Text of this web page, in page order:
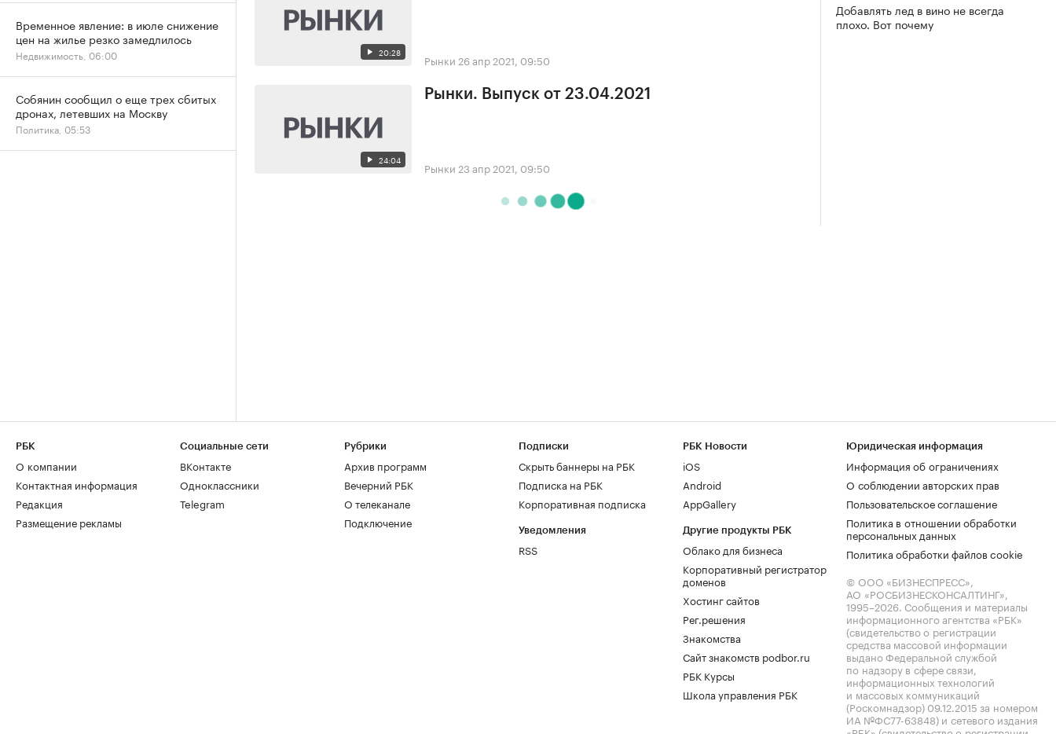
20:28 Рынки 26 апр 2021, 09:50
24:04
Рынки. Выпуск от 23.04.2021
Рынки 23 апр 2021, 09:50
Добавлять лед в вино не всегда
плохо. Вот почему
Временное явление: в июле снижение
цен на жилье резко замедлилось
Недвижимость, 06:00
Собянин сообщил о еще трех сбитых
дронах, летевших на Москву
Политика, 05:53
РБК
О компании
Контактная информация
Редакция
Размещение рекламы
Социальные сети
ВКонтакте
Одноклассники
Telegram
Рубрики
Архив программ
Вечерний РБК
О телеканале
Подключение
Подписки
Скрыть баннеры на РБК
Подписка на РБК
Корпоративная подписка
Уведомления
RSS
РБК Новости
iOS
Android
AppGallery
Другие продукты РБК
Облако для бизнеса
Корпоративный регистратор
доменов
Хостинг сайтов
Рег.решения
Знакомства
Сайт знакомств podbor.ru
РБК Курсы
Школа управления РБК
Юридическая информация
Информация об ограничениях
О соблюдении авторских прав
Пользовательское соглашение
Политика в отношении обработки
персональных данных
Политика обработки файлов cookie
© ООО «БИЗНЕСПРЕСС»,
АО «РОСБИЗНЕСКОНСАЛТИНГ»,
1995–2026. Сообщения и материалы
информационного агентства «РБК»
(свидетельство о регистрации
средства массовой информации
выдано Федеральной службой
по надзору в сфере связи,
информационных технологий
и массовых коммуникаций
(Роскомнадзор) 09.12.2015 за номером
ИА №ФС77-63848) и сетевого издания